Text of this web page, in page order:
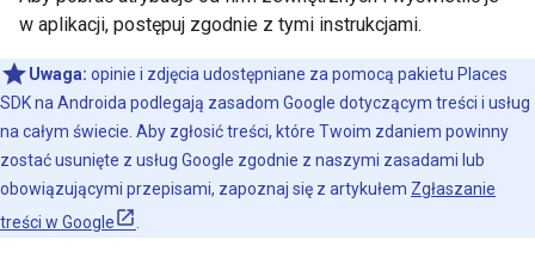
w aplikacji, postępuj zgodnie z tymi instrukcjami.
Uwaga: opinie i zdjęcia udostępniane za pomocą pakietu Places
SDK na Androida podlegają zasadom Google dotyczącym treści i usług
na całym świecie. Aby zgłosić treści, które Twoim zdaniem powinny
zostać usunięte z usług Google zgodnie z naszymi zasadami lub
obowiązującymi przepisami, zapoznaj się z artykułem Zgłaszanie
treści w Google
.